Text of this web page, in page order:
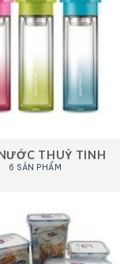
THUỶ TINH
6 SẢN PHẨM